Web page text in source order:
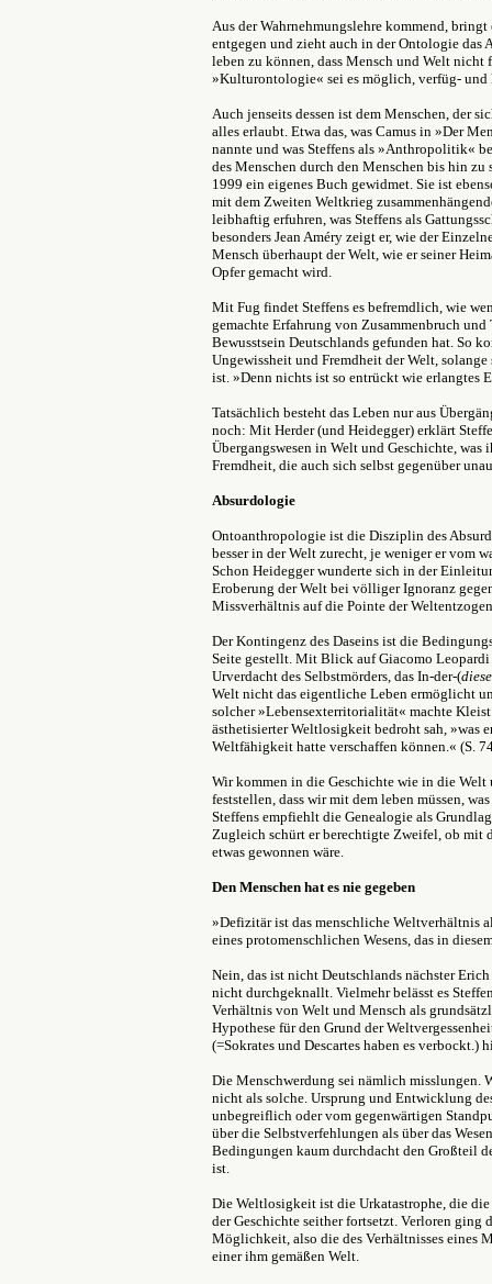
Aus der Wahrnehmungslehre kommend,
entgegen und zieht auch in der Ontologie
leben zu können, dass Mensch und Welt
»Kulturontologie« sei es möglich, verfüg- und
Auch jenseits dessen ist dem Menschen, der
alles erlaubt. Etwa das, was Camus in »Der
nannte und was Steffens als »Anthropolitik«
des Menschen durch den Menschen bis hin
1999 ein eigenes Buch gewidmet. Sie ist
mit dem Zweiten Weltkrieg
leibhaftig erfuhren, was Steffens als
besonders Jean Améry zeigt er, wie der
Mensch überhaupt der Welt, wie er seiner
Opfer gemacht wird.
Mit Fug findet Steffens es befremdlich, wie
gemachte Erfahrung von Zusammenbruch
Bewusstsein Deutschlands gefunden hat. So
Ungewissheit und Fremdheit der Welt,
ist. »Denn nichts ist so entrückt wie erlangtes
Tatsächlich besteht das Leben nur aus
noch: Mit Herder (und Heidegger) erklärt
Übergangswesen in Welt und Geschichte,
Fremdheit, die auch sich selbst gegenüber
Absurdologie
Ontoanthropologie ist die Disziplin des
besser in der Welt zurecht, je weniger er vom
Schon Heidegger wunderte sich in der
Eroberung der Welt bei völliger Ignoranz
Missverhältnis auf die Pointe der
Der Kontingenz des Daseins ist die
Seite gestellt. Mit Blick auf Giacomo
Urverdacht des Selbstmörders, das In-der-(
Welt nicht das eigentliche Leben ermöglicht
solcher »Lebensexterritorialität« machte
ästhetisierter Weltlosigkeit bedroht sah, »was
Weltfähigkeit hatte verschaffen können.« (S.
Wir kommen in die Geschichte wie in die
feststellen, dass wir mit dem leben müssen,
Steffens empfiehlt die Genealogie als
Zugleich schürt er berechtigte Zweifel, ob mit
etwas gewonnen wäre.
Den Menschen hat es nie gegeben
»Defizitär ist das menschliche Weltverhältnis
eines protomenschlichen Wesens, das in
Nein, das ist nicht Deutschlands nächster
nicht durchgeknallt. Vielmehr belässt es
Verhältnis von Welt und Mensch als
Hypothese für den Grund der
(=Sokrates und Descartes haben es verbockt.)
Die Menschwerdung sei nämlich misslungen.
nicht als solche. Ursprung und Entwicklung
unbegreiflich oder vom gegenwärtigen
über die Selbstverfehlungen als über das
Bedingungen kaum durchdacht den Großteil
ist.
Die Weltlosigkeit ist die Urkatastrophe, die
der Geschichte seither fortsetzt. Verloren ging
Möglichkeit, also die des Verhältnisses eines
einer ihm gemäßen Welt.